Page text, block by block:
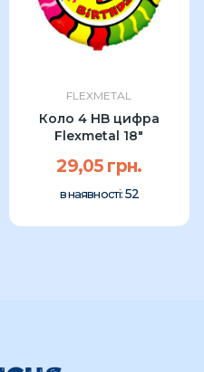
FLEXMETAL
Коло 4 HB цифра
Flexmetal 18"
29,05 грн.
в наявності: 52